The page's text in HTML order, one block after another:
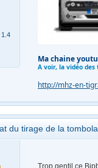
1.4
Ma chaine
A voir, la vidéo des
http://mhz-en-
du tirage de la
Trop gentil ce